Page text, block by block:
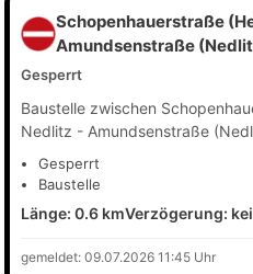
Schopenhauerstraße
Amundsenstraße
Gesperrt
Baustelle zwischen
Nedlitz - Amundsenstraße
Gesperrt
Baustelle
Länge: 0.6 kmVerzögerung:
gemeldet: 09.07.2026 11:45 Uhr